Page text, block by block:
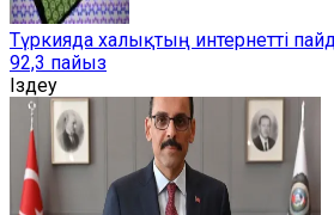
Түркияда халықтың интернетті
92,3 пайыз
Іздеу